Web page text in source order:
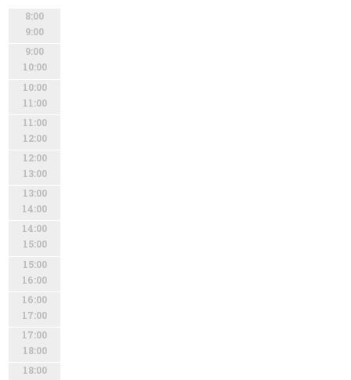
8:00
9:00
9:00
10:00
10:00
11:00
11:00
12:00
12:00
13:00
13:00
14:00
14:00
15:00
15:00
16:00
16:00
17:00
17:00
18:00
18:00